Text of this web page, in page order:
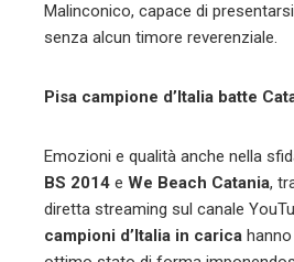
Malinconico, capace di
senza alcun timore reverenziale.
Pisa campione d’Italia batte
Emozioni e qualità anche nella
BS 2014 e We Beach Catania,
diretta streaming sul canale
campioni d’Italia in carica